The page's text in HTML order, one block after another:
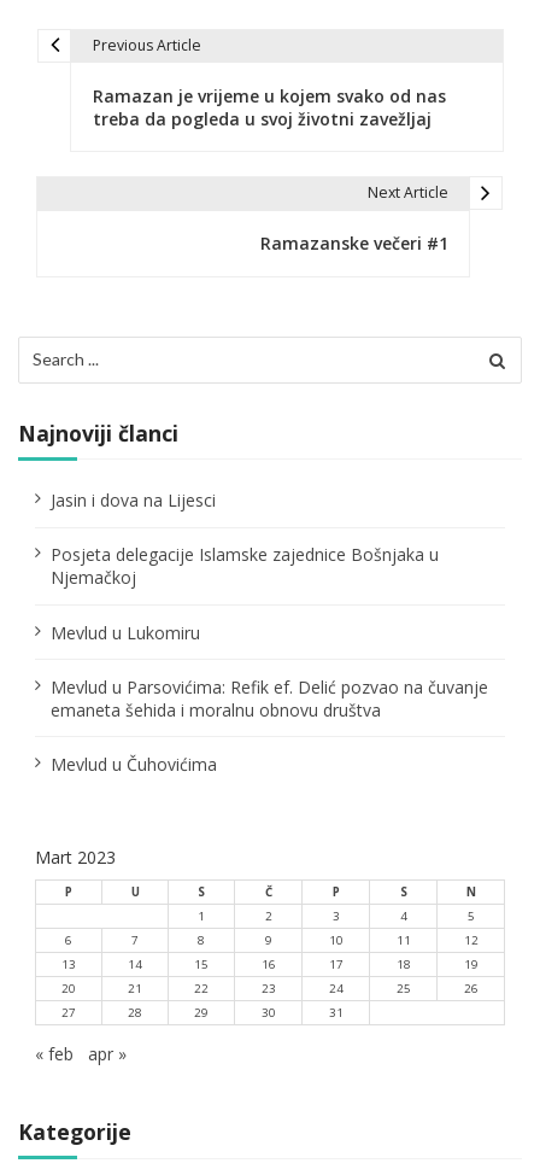
c
i
a
č
l
n
a
k
a
Previous Article
Ramazan je vrijeme u kojem svako od nas
treba da pogleda u svoj životni zavežljaj
Next Article
Ramazanske večeri #1
for:
Najnoviji članci
Jasin i dova na Lijesci
Posjeta delegacije Islamske zajednice Bošnjaka u
Njemačkoj
Mevlud u Lukomiru
Mevlud u Parsovićima: Refik ef. Delić pozvao na čuvanje
emaneta šehida i moralnu obnovu društva
Mevlud u Čuhovićima
Mart 2023
P U S Č P S
N
1
2 3 4
5
6
7 8 9 10 11
12
13
14 15 16 17 18
19
20
21 22 23 24 25
26
27
28 29 30 31
« feb apr »
Kategorije